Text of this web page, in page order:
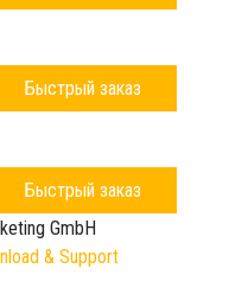
Быстрый заказ
Быстрый заказ
GmbH
& Support